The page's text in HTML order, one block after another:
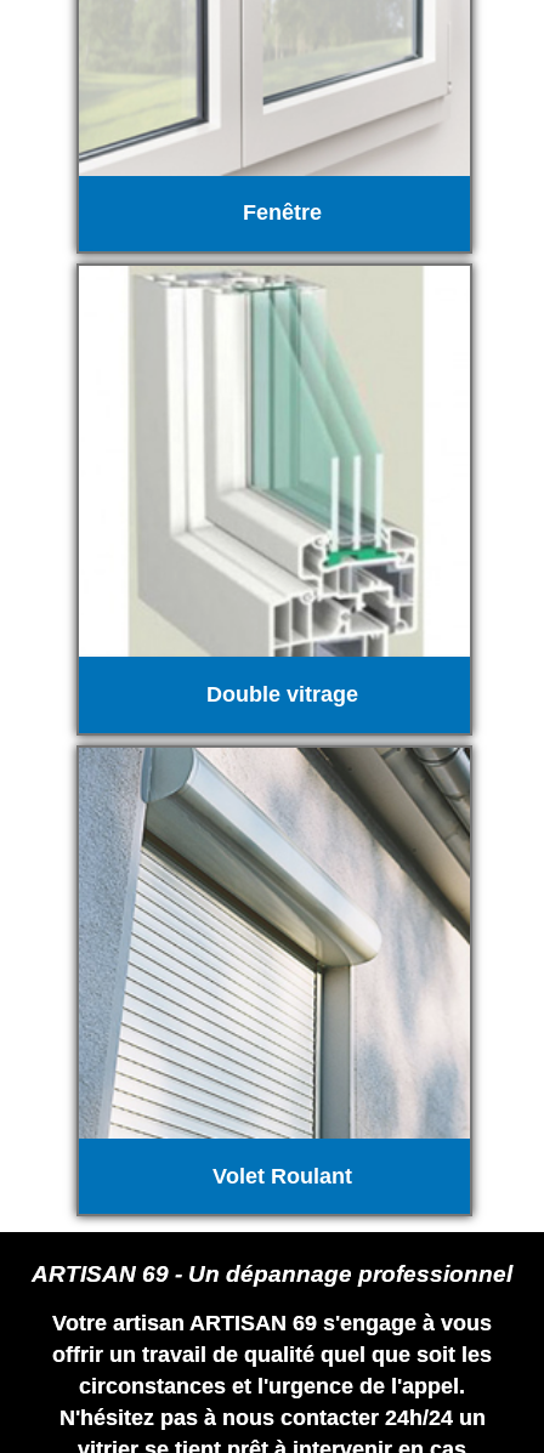
Fenêtre
Double vitrage
Volet Roulant
ARTISAN 69 - Un dépannage professionnel
Votre artisan ARTISAN 69 s'engage à vous
offrir un travail de qualité quel que soit les
circonstances et l'urgence de l'appel.
N'hésitez pas à nous contacter 24h/24 un